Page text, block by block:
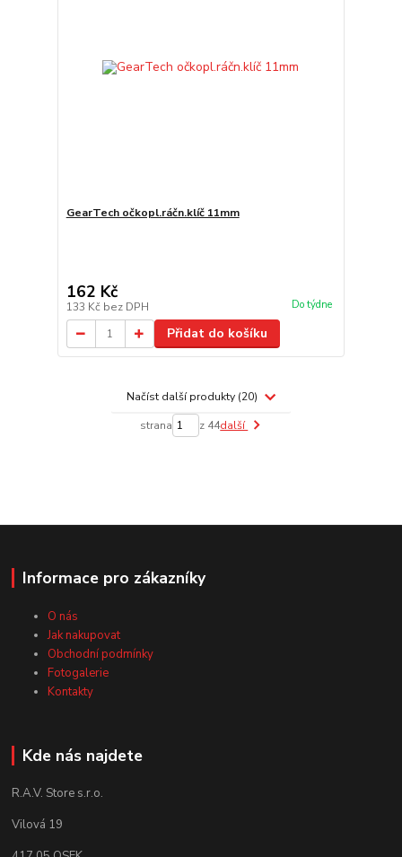
GearTech očkopl.ráčn.klíč 11mm
162 Kč
133 Kč bez DPH Do týdne
Přidat do košíku
Načíst další produkty (20)
strana z 44další
Informace pro zákazníky
O nás
Jak nakupovat
Obchodní podmínky
Fotogalerie
Kontakty
Kde nás najdete
R.A.V. Store s.r.o.
Vilová 19